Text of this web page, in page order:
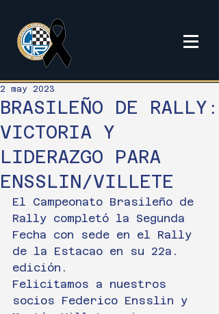
BRASILEÑO DE RALLY:
VICTORIA Y
LIDERAZGO PARA
ENSSLIN/VILLETE
2 may 2023
El Campeonato Brasileño de
Rally completó la Segunda
Fecha con sede en el Rally
de la Estacao en su 22a.
edición.
Felicitamos a nuestros
socios Federico Ensslin y